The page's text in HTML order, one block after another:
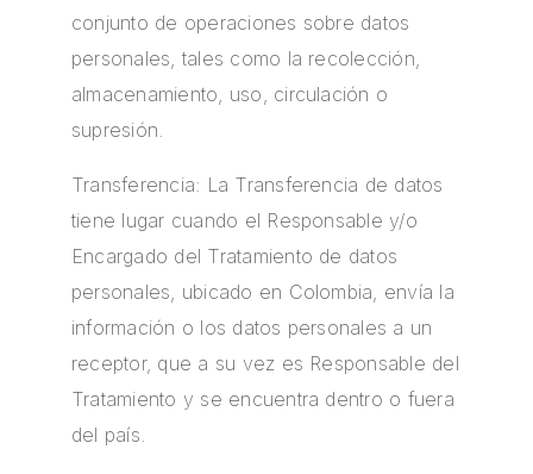
conjunto de operaciones sobre datos
personales, tales como la recolección,
almacenamiento, uso, circulación o
supresión.
Transferencia: La Transferencia de datos
tiene lugar cuando el Responsable y/o
Encargado del Tratamiento de datos
personales, ubicado en Colombia, envía la
información o los datos personales a un
receptor, que a su vez es Responsable del
Tratamiento y se encuentra dentro o fuera
del país.